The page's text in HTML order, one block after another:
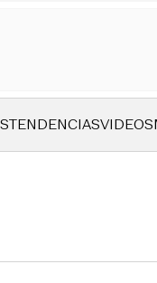
TENDENCIASVIDEOS